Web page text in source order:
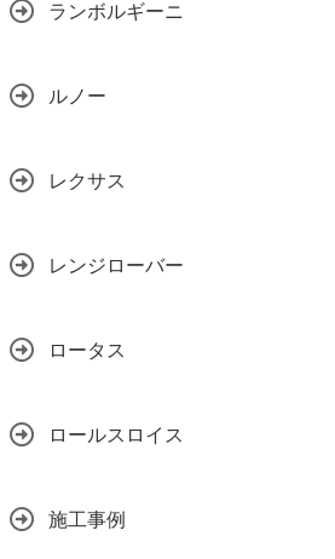
ランボルギーニ
ルノー
レクサス
レンジローバー
ロータス
ロールスロイス
施工事例